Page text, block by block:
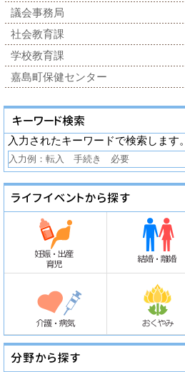
議会事務局
社会教育課
学校教育課
嘉島町保健センター
入力されたキーワードで検索します。